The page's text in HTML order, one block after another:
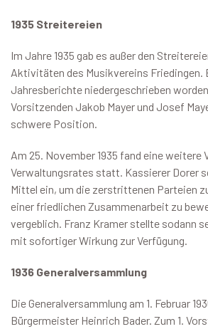
1935 Streitereien
Im Jahre 1935 gab es außer den
Aktivitäten des Musikvereins Friedingen.
Jahresberichte niedergeschrieben
Vorsitzenden Jakob Mayer und Josef
schwere Position.
Am 25. November 1935 fand eine weitere
Verwaltungsrates statt. Kassierer Dorer
Mittel ein, um die zerstrittenen Parteien
einer friedlichen Zusammenarbeit zu
vergeblich. Franz Kramer stellte sodann
mit sofortiger Wirkung zur Verfügung.
1936 Generalversammlung
Die Generalversammlung am 1. Februar
Bürgermeister Heinrich Bader. Zum 1.